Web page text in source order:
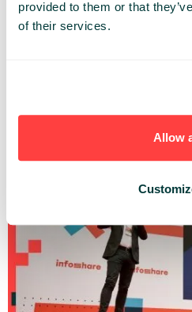
provided to them or that
of their services.
Allow
Magdalena Urbaniak (MaxTractor)
Infoshare Conference 2024 |